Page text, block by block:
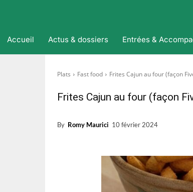
Accueil Actus & dossiers Entrées &
Plats Fast food Frites Cajun au four (façon
Frites Cajun au four (façon
By Romy Maurici 10 février 2024